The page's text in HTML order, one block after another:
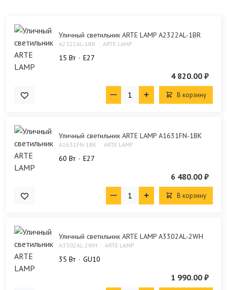
Уличный светильник ARTE LAMP A2322AL-1BR
A2322AL-1BR ARTE LAMP
15 Bт E27
4 820.00 ₽
В корзину
Уличный светильник ARTE LAMP A1631FN-1BK
A1631FN-1BK ARTE LAMP
60 Bт E27
6 480.00 ₽
В корзину
Уличный светильник ARTE LAMP A3302AL-2WH
A3302AL-2WH ARTE LAMP
35 Bт GU10
1 990.00 ₽